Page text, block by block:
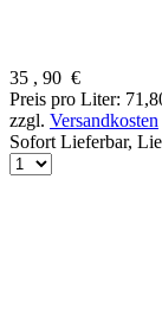
35 , 90 €
Preis pro Liter:
zzgl. Versandkosten
Sofort Lieferbar,